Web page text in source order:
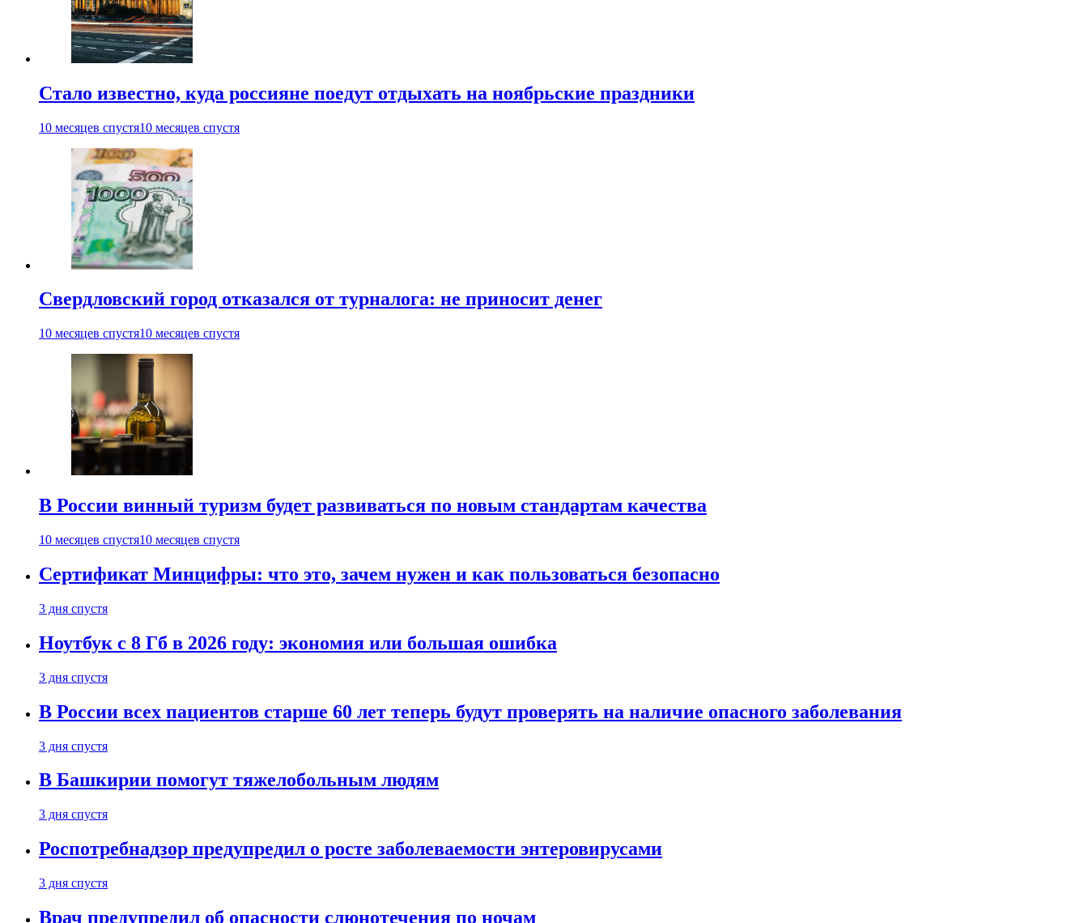
Стало известно, куда россияне поедут отдыхать на ноябрьские праздники
10 месяцев спустя10 месяцев спустя
Свердловский город отказался от турналога: не приносит денег
10 месяцев спустя10 месяцев спустя
В России винный туризм будет развиваться по новым стандартам качества
10 месяцев спустя10 месяцев спустя
Сертификат Минцифры: что это, зачем нужен и как пользоваться безопасно
3 дня спустя
Ноутбук с 8 Гб в 2026 году: экономия или большая ошибка
3 дня спустя
В России всех пациентов старше 60 лет теперь будут проверять на наличие опасного заболевания
3 дня спустя
В Башкирии помогут тяжелобольным людям
3 дня спустя
Роспотребнадзор предупредил о росте заболеваемости энтеровирусами
3 дня спустя
Врач предупредил об опасности слюнотечения по ночам